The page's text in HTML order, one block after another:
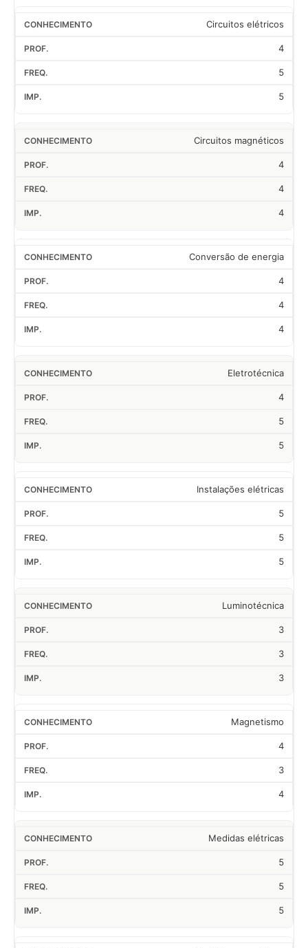
Circuitos elétricos
4
5
5
Circuitos magnéticos
4
4
4
Conversão de energia
4
4
4
Eletrotécnica
4
5
5
Instalações elétricas
5
5
5
Luminotécnica
3
3
3
Magnetismo
4
3
4
Medidas elétricas
5
5
5